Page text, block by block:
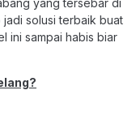
yang tersebar di
jadi solusi terbaik buat
ini sampai habis biar